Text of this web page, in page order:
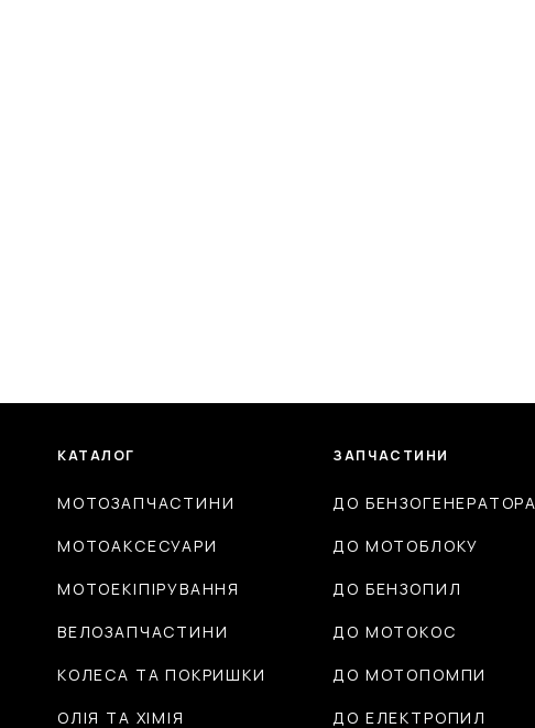
КАТАЛОГ
МОТОЗАПЧАСТИНИ
МОТОАКСЕСУАРИ
МОТОЕКІПІРУВАННЯ
ВЕЛОЗАПЧАСТИНИ
КОЛЕСА ТА ПОКРИШКИ
ОЛІЯ ТА ХІМІЯ
ЗАПЧАСТИНИ
ДО БЕНЗОГЕНЕРАТОРА
ДО МОТОБЛОКУ
ДО БЕНЗОПИЛ
ДО МОТОКОС
ДО МОТОПОМПИ
ДО ЕЛЕКТРОПИЛ